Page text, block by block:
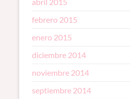
febrero 2015
enero 2015
diciembre 2014
noviembre 2014
septiembre 2014